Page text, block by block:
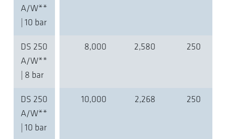
A/W**
| 10 bar
DS 250
A/W**
| 8 bar
8,000 2,580 250
DS 250
A/W**
| 10 bar
10,000 2,268 250